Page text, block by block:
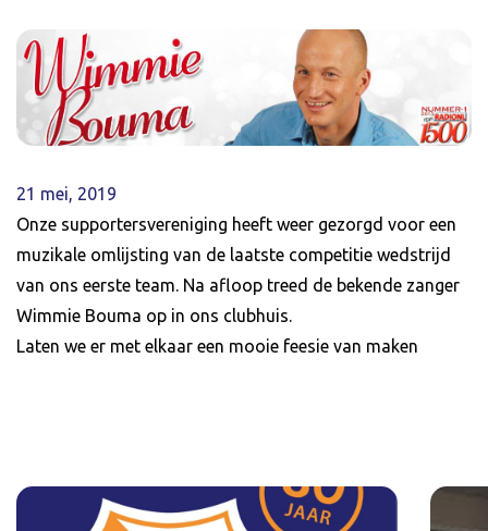
21 mei, 2019
Onze supportersvereniging heeft weer gezorgd voor een
muzikale omlijsting van de laatste competitie wedstrijd
van ons eerste team. Na afloop treed de bekende zanger
Wimmie Bouma op in ons clubhuis.
Laten we er met elkaar een mooie feesie van maken